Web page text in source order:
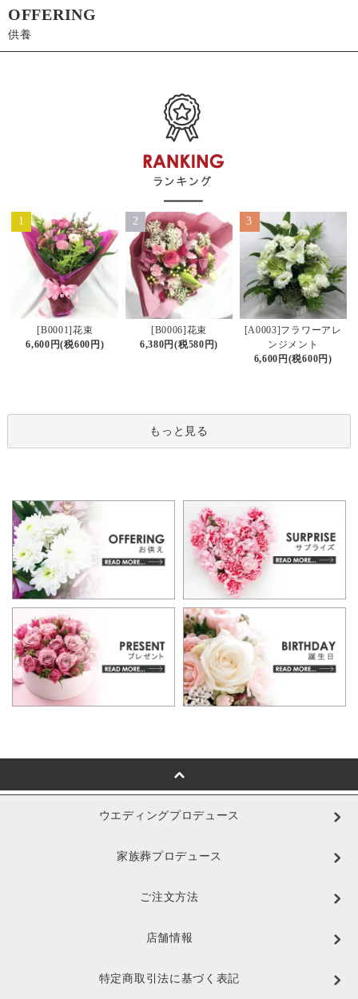
OFFERING
供養
1
[B0001]花束
6,600円(税600円)
2
[B0006]花束
6,380円(税580円)
3
[A0003]フラワーアレ
ンジメント
6,600円(税600円)
もっと見る
ウエディングプロデュース
家族葬プロデュース
ご注文方法
店舗情報
特定商取引法に基づく表記